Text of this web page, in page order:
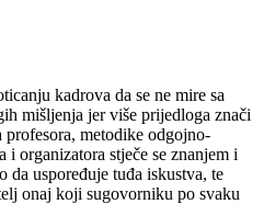
kadrova da se ne mire sa
mišljenja jer više prijedloga znači
metodike odgojno-
organizatora stječe se znanjem i
da uspoređuje tuđa iskustva, te
onaj koji sugovorniku po svaku